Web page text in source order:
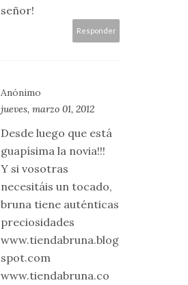
señor!
Responder
Anónimo
jueves, marzo 01, 2012
Desde luego que está
guapísima la novia!!!
Y si vosotras
necesitáis un tocado,
bruna tiene auténticas
preciosidades
www.tiendabruna.blog
spot.com
www.tiendabruna.co